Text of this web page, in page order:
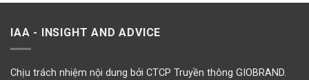
IAA - INSIGHT AND ADVICE
Chịu trách nhiệm nội dung bởi CTCP Truyền thông GIOBRAND.